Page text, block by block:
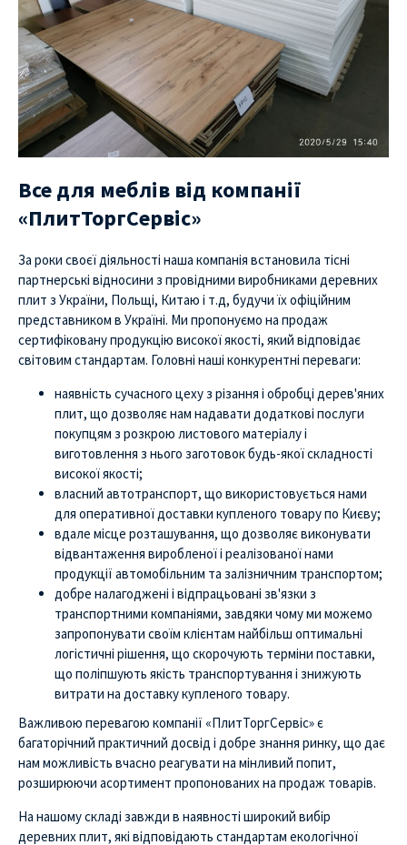
Все для меблів від компанії
«ПлитТоргСервіс»
За роки своєї діяльності наша компанія встановила тісні
партнерські відносини з провідними виробниками деревних
плит з України, Польщі, Китаю і т.д, будучи їх офіційним
представником в Україні. Ми пропонуємо на продаж
сертифіковану продукцію високої якості, який відповідає
світовим стандартам. Головні наші конкурентні переваги:
наявність сучасного цеху з різання і обробці дерев'яних
плит, що дозволяє нам надавати додаткові послуги
покупцям з розкрою листового матеріалу і
виготовлення з нього заготовок будь-якої складності
високої якості;
власний автотранспорт, що використовується нами
для оперативної доставки купленого товару по Києву;
вдале місце розташування, що дозволяє виконувати
відвантаження виробленої і реалізованої нами
продукції автомобільним та залізничним транспортом;
добре налагоджені і відпрацьовані зв'язки з
транспортними компаніями, завдяки чому ми можемо
запропонувати своїм клієнтам найбільш оптимальні
логістичні рішення, що скорочують терміни поставки,
що поліпшують якість транспортування і знижують
витрати на доставку купленого товару.
Важливою перевагою компанії «ПлитТоргСервіс» є
багаторічний практичний досвід і добре знання ринку, що дає
нам можливість вчасно реагувати на мінливий попит,
розширюючи асортимент пропонованих на продаж товарів.
На нашому складі завжди в наявності широкий вибір
деревних плит, які відповідають стандартам екологічної